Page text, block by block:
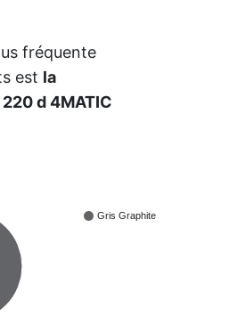
fréquente
est la
d 4MATIC
Gris Graphite